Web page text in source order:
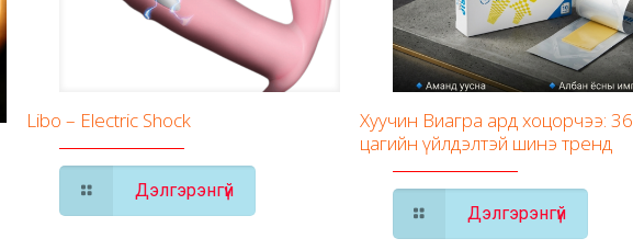
Libo – Electric Shock
Дэлгэрэнгүй
Хуучин Виагра ард хоцорчээ: 36
цагийн үйлдэлтэй шинэ тренд
Дэлгэрэнгүй